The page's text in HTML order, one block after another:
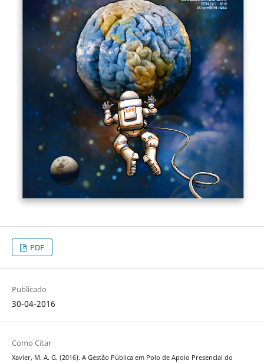
PDF
Publicado
30-04-2016
Como Citar
Xavier, M. A. G. (2016). A Gestão Pública em Polo de Apoio Presencial do